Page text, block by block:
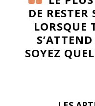
DE
LORSQUE
SOYEZ